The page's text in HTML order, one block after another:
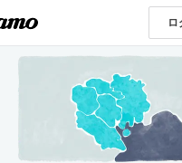
ロ